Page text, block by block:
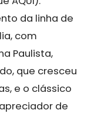
da linha de
com
Paulista,
que cresceu
e o clássico
de